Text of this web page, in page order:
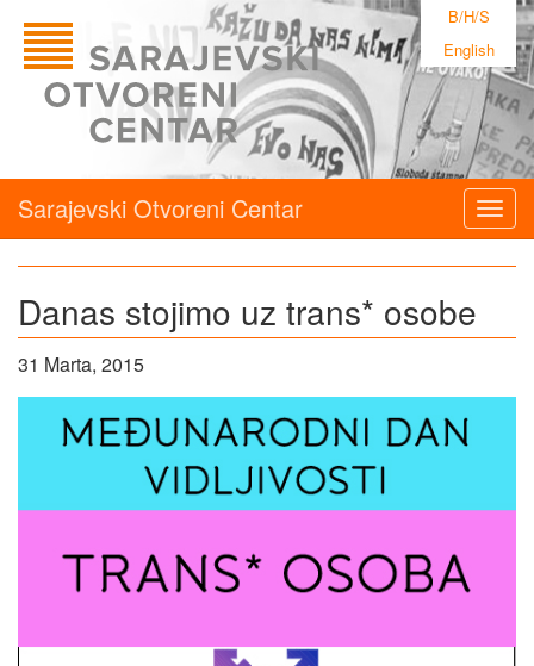
B/H/S
English
Sarajevski Otvoreni Centar
Danas stojimo uz trans* osobe
31 Marta, 2015